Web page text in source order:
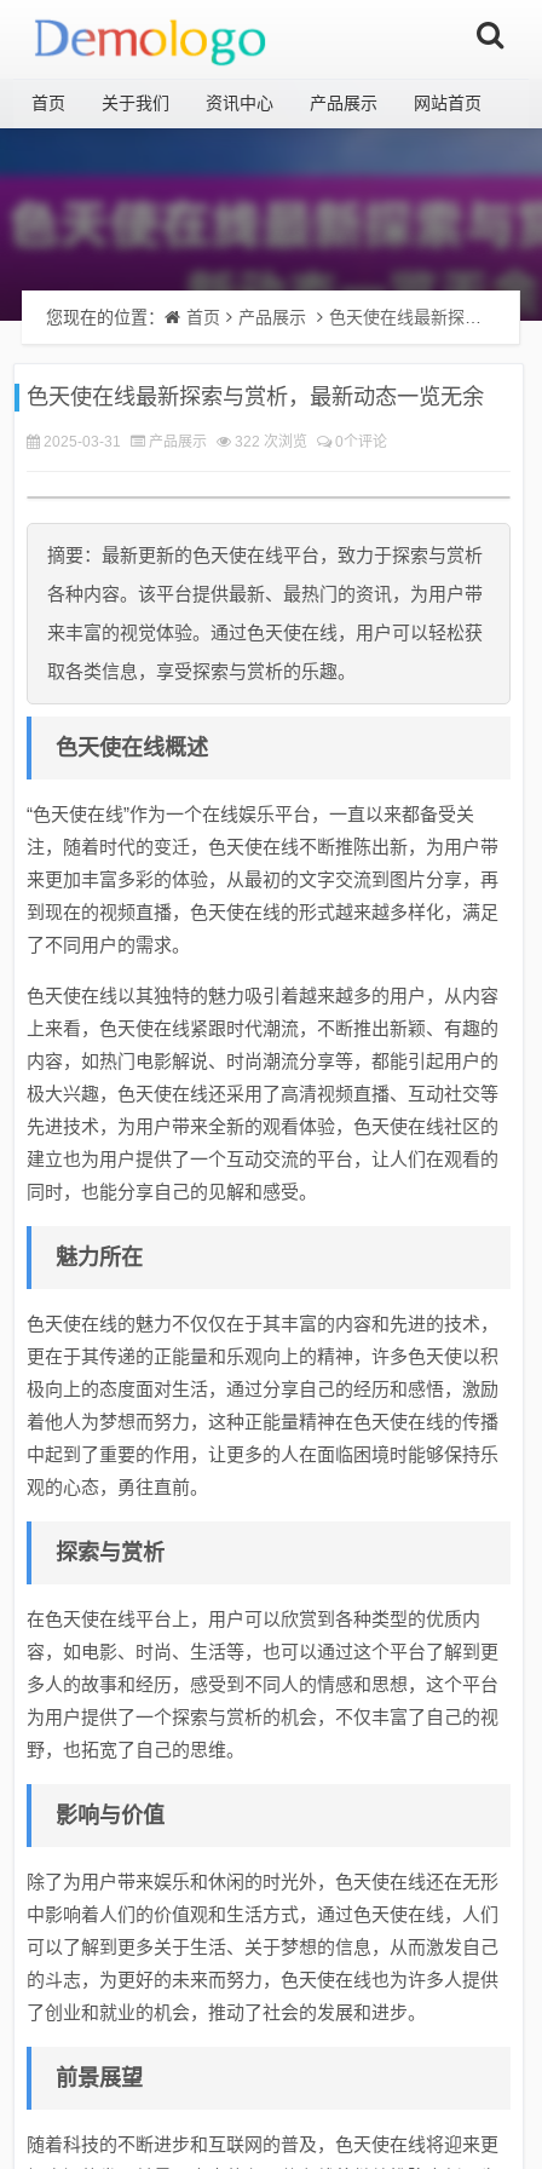
首页 关于我们 资讯中心 产品展示 网站首页
您现在的位置： 首页 产品展示 色天使在线最新探索与赏析，最新动态一览无余
色天使在线最新探索与赏析，最新动态一览无余
2025-03-31 产品展示 322 次浏览 0个评论
摘要：最新更新的色天使在线平台，致力于探索与赏析
各种内容。该平台提供最新、最热门的资讯，为用户带
来丰富的视觉体验。通过色天使在线，用户可以轻松获
取各类信息，享受探索与赏析的乐趣。
色天使在线概述
“色天使在线”作为一个在线娱乐平台，一直以来都备受关
注，随着时代的变迁，色天使在线不断推陈出新，为用户带
来更加丰富多彩的体验，从最初的文字交流到图片分享，再
到现在的视频直播，色天使在线的形式越来越多样化，满足
了不同用户的需求。
色天使在线以其独特的魅力吸引着越来越多的用户，从内容
上来看，色天使在线紧跟时代潮流，不断推出新颖、有趣的
内容，如热门电影解说、时尚潮流分享等，都能引起用户的
极大兴趣，色天使在线还采用了高清视频直播、互动社交等
先进技术，为用户带来全新的观看体验，色天使在线社区的
建立也为用户提供了一个互动交流的平台，让人们在观看的
同时，也能分享自己的见解和感受。
魅力所在
色天使在线的魅力不仅仅在于其丰富的内容和先进的技术，
更在于其传递的正能量和乐观向上的精神，许多色天使以积
极向上的态度面对生活，通过分享自己的经历和感悟，激励
着他人为梦想而努力，这种正能量精神在色天使在线的传播
中起到了重要的作用，让更多的人在面临困境时能够保持乐
观的心态，勇往直前。
探索与赏析
在色天使在线平台上，用户可以欣赏到各种类型的优质内
容，如电影、时尚、生活等，也可以通过这个平台了解到更
多人的故事和经历，感受到不同人的情感和思想，这个平台
为用户提供了一个探索与赏析的机会，不仅丰富了自己的视
野，也拓宽了自己的思维。
影响与价值
除了为用户带来娱乐和休闲的时光外，色天使在线还在无形
中影响着人们的价值观和生活方式，通过色天使在线，人们
可以了解到更多关于生活、关于梦想的信息，从而激发自己
的斗志，为更好的未来而努力，色天使在线也为许多人提供
了创业和就业的机会，推动了社会的发展和进步。
前景展望
随着科技的不断进步和互联网的普及，色天使在线将迎来更